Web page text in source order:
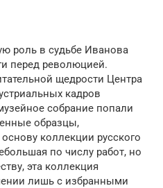
роль в судьбе Иванова
перед революцией.
щедрости Центра
кадров
собрание попали
образцы,
коллекции русского
по числу работ, но
эта коллекция
лишь с избранными